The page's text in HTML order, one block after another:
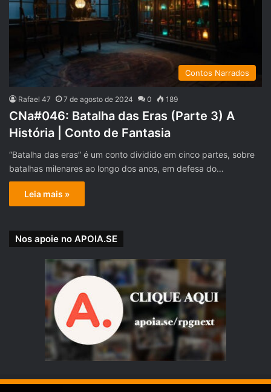
Contos Narrados
Rafael 47 7 de agosto de 2024 0 189
CNa#046: Batalha das Eras (Parte 3) A
História | Conto de Fantasia
“Batalha das eras” é um conto dividido em cinco partes, sobre
batalhas milenares ao longo dos anos, em defesa do…
Leia mais »
Nos apoie no APOIA.SE